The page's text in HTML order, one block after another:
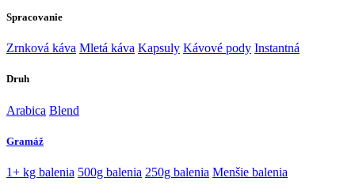
Spracovanie
Zrnková káva Mletá káva Kapsuly Kávové pody Instantná
Druh
Arabica Blend
Gramáž
1+ kg balenia 500g balenia 250g balenia Menšie balenia